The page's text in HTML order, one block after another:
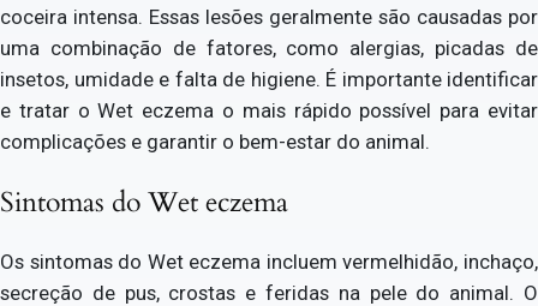
coceira intensa. Essas lesões geralmente são causadas por
uma combinação de fatores, como alergias, picadas de
insetos, umidade e falta de higiene. É importante identificar
e tratar o Wet eczema o mais rápido possível para evitar
complicações e garantir o bem-estar do animal.
Sintomas do Wet eczema
Os sintomas do Wet eczema incluem vermelhidão, inchaço,
secreção de pus, crostas e feridas na pele do animal. O